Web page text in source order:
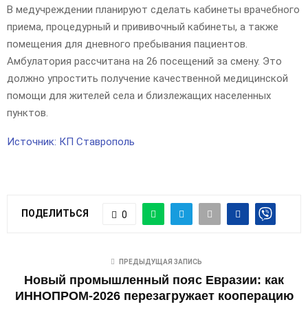
В медучреждении планируют сделать кабинеты врачебного
приема, процедурный и прививочный кабинеты, а также
помещения для дневного пребывания пациентов.
Амбулатория рассчитана на 26 посещений за смену. Это
должно упростить получение качественной медицинской
помощи для жителей села и близлежащих населенных
пунктов.
Источник: КП Ставрополь
ПОДЕЛИТЬСЯ 0
ПРЕДЫДУЩАЯ ЗАПИСЬ
Новый промышленный пояс Евразии: как
ИННОПРОМ-2026 перезагружает кооперацию